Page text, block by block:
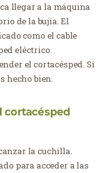
llegar a la máquina
de la bujía. El
como el cable
eléctrico.
el cortacésped. Si
hecho bien.
cortacésped
la cuchilla.
para acceder a las